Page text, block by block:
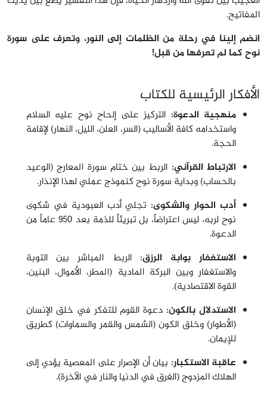
المفاتيح.
انضم إلينا في رحلة من الظلمات إلى النور، وتعرف على سورة
نوح كما لم تعرفها من قبل!
الأفكار الرئيسية للكتاب
منهجية الدعوة: التركيز على إلحاح نوح عليه السلام
واستخدامه كافة الأساليب (السر، العلن، الليل، النهار) لإقامة
الحجة.
الارتباط القرآني: الربط بين ختام سورة المعارج (الوعيد
بالحساب) وبداية سورة نوح كنموذج عملي لهذا الإنذار.
أدب الحوار والشكوى:تجلي أدب العبودية في شكوى
نوح لربه، ليس اعتراضاً، بل تبريئاً للذمة بعد 950 عاماً من
الدعوة.
الاستغفار بوابة الرزق: الربط المباشر بين التوبة
والاستغفار وبين البركة المادية (المطر، الأموال، البنين،
القوة الاقتصادية).
الاستدلال بالكون:دعوة القوم للتفكر في خلق الإنسان
(الأطوار) وخلق الكون (الشمس والقمر والسماوات) كطريق
للإيمان.
عاقبة الاستكبار: بيان أن الإصرار على المعصية يؤدي إلى
الهلاك المزدوج (الغرق في الدنيا والنار في الآخرة).